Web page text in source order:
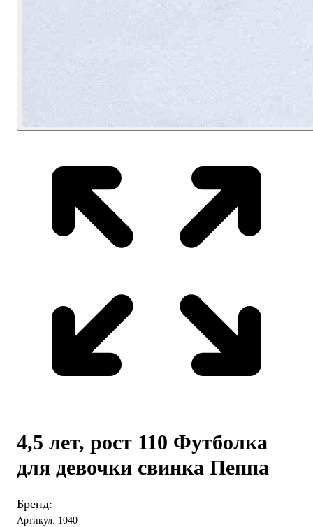
4,5 лет, рост 110 Футболка
для девочки свинка Пеппа
Бренд:
Артикул: 1040